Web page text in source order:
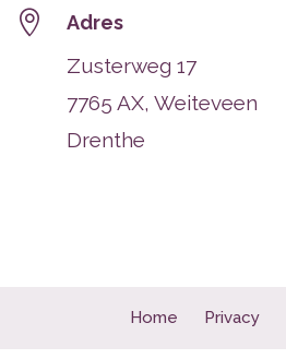
 Adres
Zusterweg 17
7765 AX, Weiteveen
Drenthe
Home Privacy